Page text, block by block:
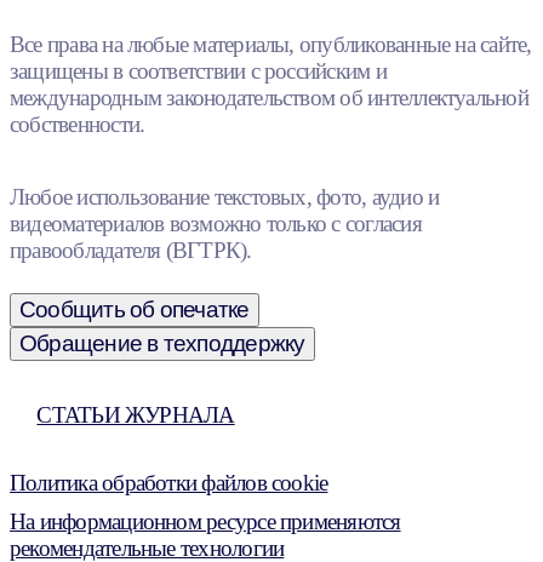
Все права на любые материалы, опубликованные на сайте,
защищены в соответствии с российским и
международным законодательством об интеллектуальной
собственности.
Любое использование текстовых, фото, аудио и
видеоматериалов возможно только с согласия
правообладателя (ВГТРК).
Сообщить об опечатке
Обращение в техподдержку
СТАТЬИ ЖУРНАЛА
Политика обработки файлов cookie
На информационном ресурсе применяются
рекомендательные технологии